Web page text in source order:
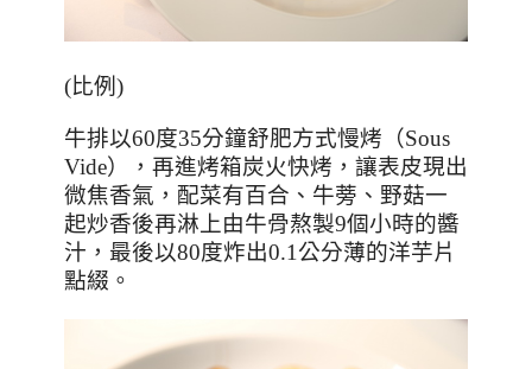
(比例)
牛排以60度35分鐘舒肥方式慢烤（Sous
Vide），再進烤箱炭火快烤，讓表皮現出
微焦香氣，配菜有百合、牛蒡、野菇一
起炒香後再淋上由牛骨熬製9個小時的醬
汁，最後以80度炸出0.1 公分薄的洋芋片
點綴。